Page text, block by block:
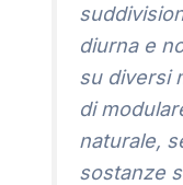
diurna e
su diversi
di
naturale,
sostanze